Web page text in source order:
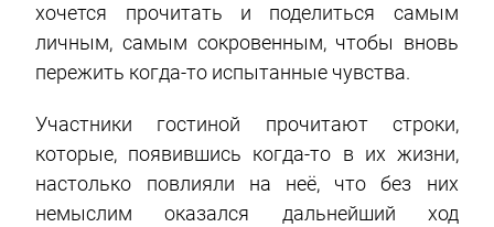
хочется прочитать и поделиться самым
личным, самым сокровенным, чтобы вновь
пережить когда-то испытанные чувства.
Участники гостиной прочитают строки,
которые, появившись когда-то в их жизни,
настолько повлияли на неё, что без них
немыслим оказался дальнейший ход